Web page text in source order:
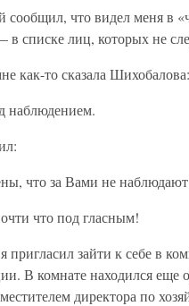
сообщил, что видел меня в
в списке лиц, которых не
как-то сказала Шихобалова:
что за Вами не
что под гласным!
пригласил зайти к себе в
В комнате находился
директора по